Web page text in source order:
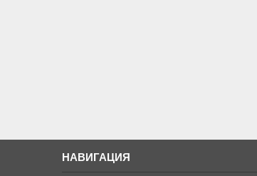
НАВИГАЦИЯ